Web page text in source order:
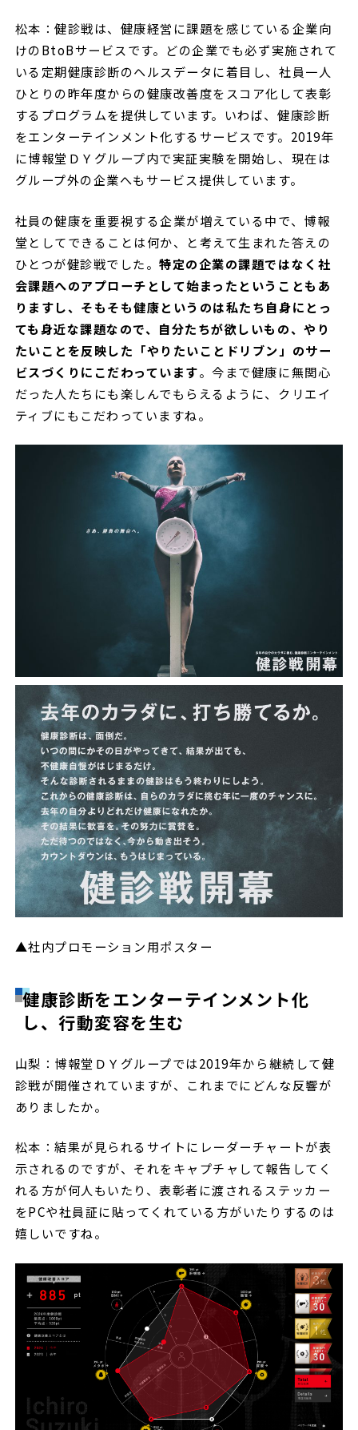
松本：健診戦は、健康経営に課題を感じている企業向
けのBtoBサービスです。どの企業でも必ず実施されて
いる定期健康診断のヘルスデータに着目し、社員一人
ひとりの昨年度からの健康改善度をスコア化して表彰
するプログラムを提供しています。いわば、健康診断
をエンターテインメント化するサービスです。2019年
に博報堂ＤＹグループ内で実証実験を開始し、現在は
グループ外の企業へもサービス提供しています。
社員の健康を重要視する企業が増えている中で、博報
堂としてできることは何か、と考えて生まれた答えの
ひとつが健診戦でした。特定の企業の課題ではなく社
会課題へのアプローチとして始まったということもあ
りますし、そもそも健康というのは私たち自身にとっ
ても身近な課題なので、自分たちが欲しいもの、やり
たいことを反映した「やりたいことドリブン」のサー
ビスづくりにこだわっています。今まで健康に無関心
だった人たちにも楽しんでもらえるように、クリエイ
ティブにもこだわっていますね。
▲社内プロモーション用ポスター
健康診断をエンターテインメント化
し、行動変容を生む
山梨：博報堂ＤＹグループでは2019年から継続して健
診戦が開催されていますが、これまでにどんな反響が
ありましたか。
松本：結果が見られるサイトにレーダーチャートが表
示されるのですが、それをキャプチャして報告してく
れる方が何人もいたり、表彰者に渡されるステッカー
をPCや社員証に貼ってくれている方がいたりするのは
嬉しいですね。